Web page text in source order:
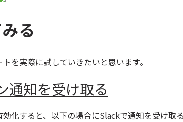
る
を実際に試していきたいと思います。
通知を受け取る
化すると、以下の場合にSlackで通知を受け取